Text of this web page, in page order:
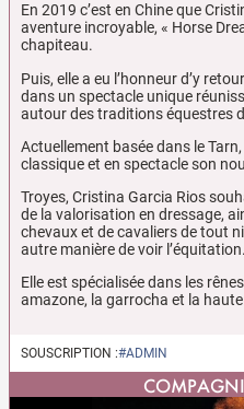
En 2019 c’est en Chine que
aventure incroyable, « Horse
chapiteau.
Puis, elle a eu l’honneur d’y
dans un spectacle unique
autour des traditions équestres
Actuellement basée dans le
classique et en spectacle son
Troyes, Cristina Garcia Rios
de la valorisation en dressage,
chevaux et de cavaliers de tout
autre manière de voir l’équitation.
Elle est spécialisée dans les
amazone, la garrocha et la haute
SOUSCRIPTION :#ADMIN